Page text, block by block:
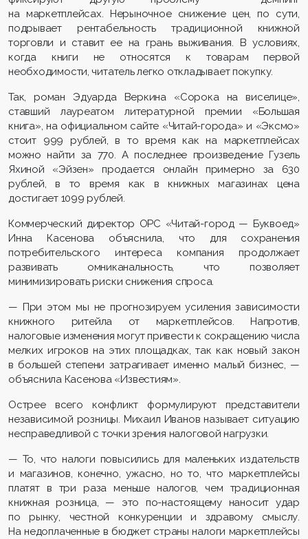
на маркетплейсах. Нерыночное снижение цен, по сути,
подрывает рентабельность традиционной книжной
торговли и ставит ее на грань выживания. В условиях,
когда книги не относятся к товарам первой
необходимости, читатель легко откладывает покупку.
Так, роман Эдуарда Веркина «Сорока на виселице»,
ставший лауреатом литературной премии «Большая
книга», на официальном сайте «Читай-города» и «Эксмо»
стоит 999 рублей, в то время как на маркетплейсах
можно найти за 770. А последнее произведение Гузель
Яхиной «Эйзен» продается онлайн примерно за 630
рублей, в то время как в книжных магазинах цена
достигает 1099 рублей.
Коммерческий директор ОРС «Читай-город — Буквоед»
Инна Касенова объяснила, что для сохранения
потребительского интереса компания продолжает
развивать омниканальность, что позволяет
минимизировать риски снижения спроса.
— При этом мы не прогнозируем усиления зависимости
книжного ритейла от маркетплейсов. Напротив,
налоговые изменения могут привести к сокращению числа
мелких игроков на этих площадках, так как новый закон
в большей степени затрагивает именно малый бизнес, —
объяснила Касенова «Известиям».
Острее всего конфликт формулируют представители
независимой розницы. Михаил Иванов называет ситуацию
несправедливой с точки зрения налоговой нагрузки.
— То, что налоги повысились для маленьких издательств
и магазинов, конечно, ужасно, но то, что маркетплейсы
платят в три раза меньше налогов, чем традиционная
книжная розница, — это по-настоящему наносит удар
по рынку, честной конкуренции и здравому смыслу.
На недоплаченные в бюджет страны налоги маркетплейсы